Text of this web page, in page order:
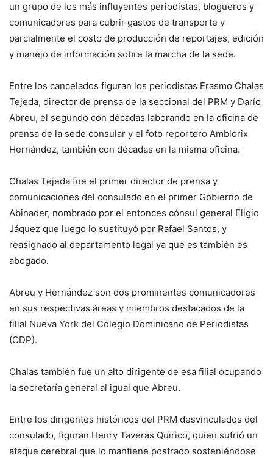
un grupo de los más influyentes periodistas, blogueros y
comunicadores para cubrir gastos de transporte y
parcialmente el costo de producción de reportajes, edición
y manejo de información sobre la marcha de la sede.
Entre los cancelados figuran los periodistas Erasmo Chalas
Tejeda, director de prensa de la seccional del PRM y Darío
Abreu, el segundo con décadas laborando en la oficina de
prensa de la sede consular y el foto reportero Ambiorix
Hernández, también con décadas en la misma oficina.
Chalas Tejeda fue el primer director de prensa y
comunicaciones del consulado en el primer Gobierno de
Abinader, nombrado por el entonces cónsul general Eligio
Jáquez que luego lo sustituyó por Rafael Santos, y
reasignado al departamento legal ya que es también es
abogado.
Abreu y Hernández son dos prominentes comunicadores
en sus respectivas áreas y miembros destacados de la
filial Nueva York del Colegio Dominicano de Periodistas
(CDP).
Chalas también fue un alto dirigente de esa filial ocupando
la secretaría general al igual que Abreu.
Entre los dirigentes históricos del PRM desvinculados del
consulado, figuran Henry Taveras Quirico, quien sufrió un
ataque cerebral que lo mantiene postrado sosteniéndose